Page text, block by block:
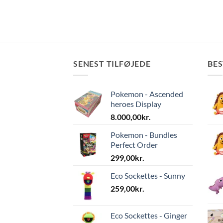
SENEST TILFØJEDE
Pokemon - Ascended
heroes Display
8.000,00kr.
Pokemon - Bundles
Perfect Order
299,00kr.
Eco Sockettes - Sunny
259,00kr.
Eco Sockettes - Ginger